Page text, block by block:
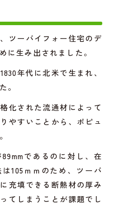
ツーバイフォー住宅のデ
に生み出されました。
年代に北米で生まれ、
。
化された流通材によって
やすいことから、ポピュ
であるのに対し、在
105ｍｍのため、ツーバ
充填できる断熱材の厚み
てしまうことが課題でし